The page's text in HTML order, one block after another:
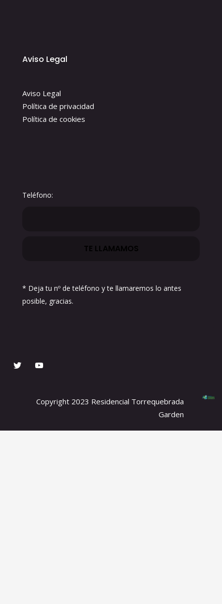
Aviso Legal
Aviso Legal
Política de privacidad
Política de cookies
Teléfono:
* Deja tu nº de teléfono y te llamaremos lo antes
posible, gracias.
Copyright 2023 Residencial Torrequebrada
Garden